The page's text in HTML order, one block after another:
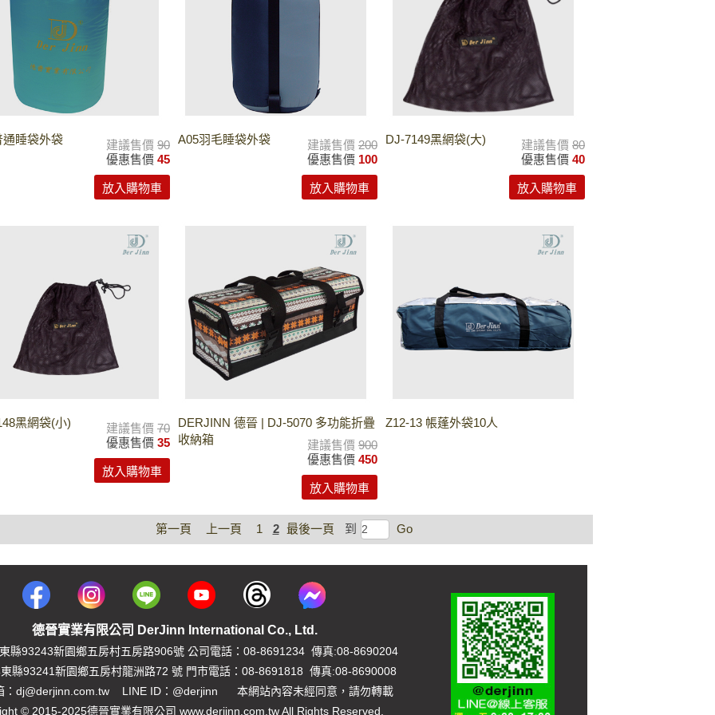
通睡袋外袋 建議售價 90
優惠售價 45
放入購物車
A05羽毛睡袋外袋 建議售價 200
優惠售價 100
放入購物車
DJ-7149黑網袋(大) 建議售價 80
優惠售價 40
放入購物車
黑網袋(小) 建議售價 70
優惠售價 35
放入購物車
DERJINN 德晉 | DJ-5070 多功能折疊
收納箱
建議售價 900
優惠售價 450
放入購物車
Z12-13 帳蓬外袋10人
第一頁 上一頁 1 2 最後一頁 到 Go
德晉實業有限公司 DerJinn International Co., Ltd.
縣93243新園鄉五房村五房路906號 公司電話：08-8691234 傳真:08-8690204
縣93241新園鄉五房村龍洲路72 號 門市電話：08-8691818 傳真:08-8690008
：dj@derjinn.com.tw LINE ID：@derjinn 本網站內容未經同意，請勿轉載
© 2015-2025德晉實業有限公司 www.derjinn.com.tw All Rights Reserved.